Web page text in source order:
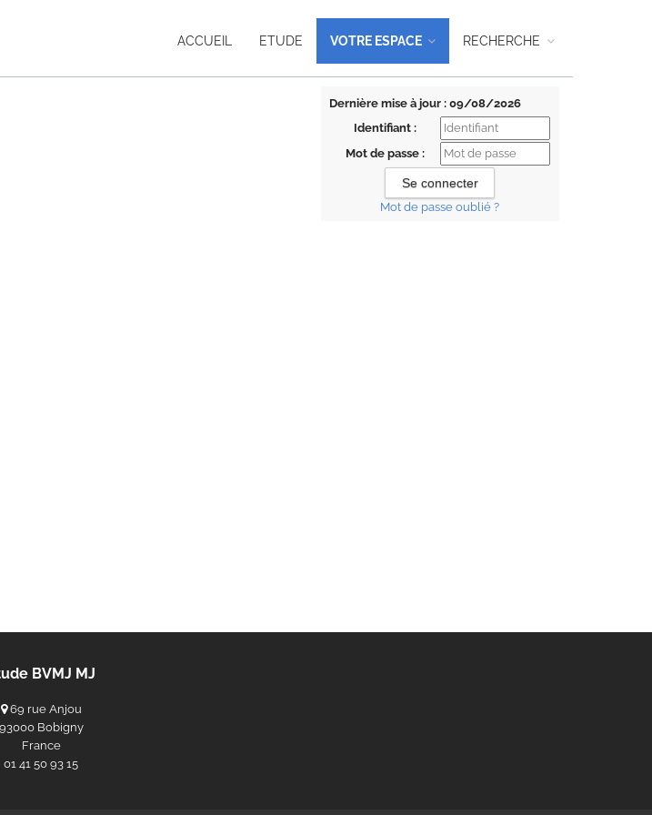
ACCUEIL ETUDE VOTRE ESPACE RECHERCHE
Dernière mise à jour : 09/08/2026
Identifiant :
Mot de passe :
Mot de passe oublié ?
BVMJ MJ
69 rue Anjou
93000 Bobigny
France
‭01 41 50 93 15‬